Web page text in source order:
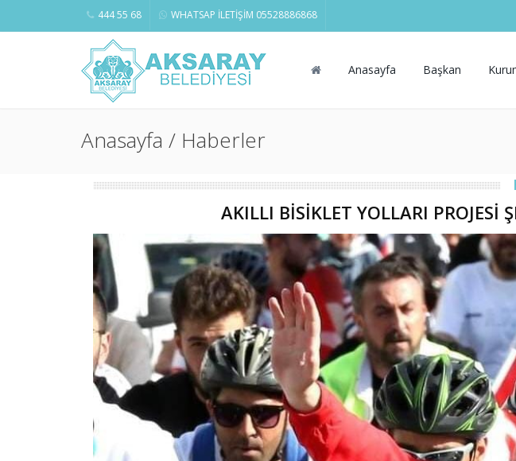
444 55 68 WHATSAP İLETİŞİM 05528886868
Anasayfa Başkan
Anasayfa / Haberler
AKILLI BİSİKLET YOLLARI PROJESİ